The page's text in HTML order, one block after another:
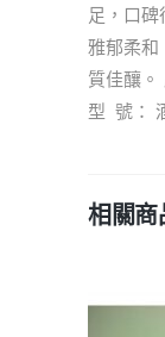
足，口
雅郁柔
質佳釀
型 號：
相關